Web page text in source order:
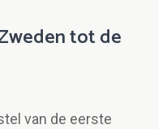
tot de
van de eerste